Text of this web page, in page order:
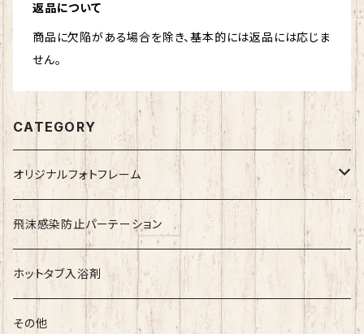
返品について
商品に欠陥がある場合を除き、基本的には返品には応じま
せん。
CATEGORY
オリジナルフォトフレーム
野球
サッカー
ドッジボール
飛沫感染防止パーテーション
ホットタブ入浴剤
その他